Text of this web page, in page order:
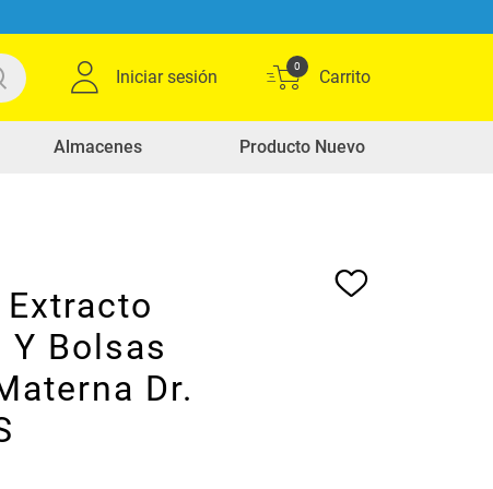
Iniciar sesión
0
Almacenes Producto Nuevo
Y Bolsas
Dr.